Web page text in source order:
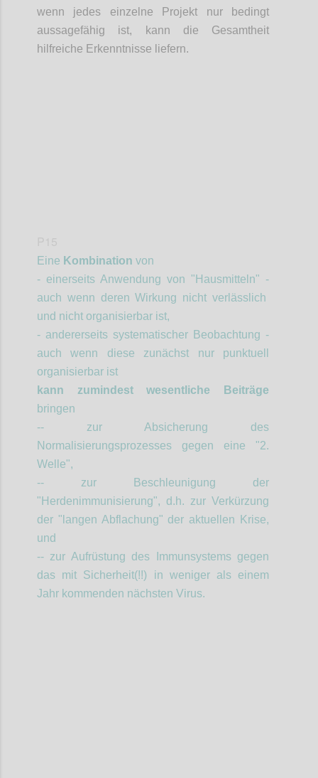
wenn jedes einzelne Projekt nur bedingt
aussagefähig ist, kann die Gesamtheit
hilfreiche Erkenntnisse liefern.
Eine Kombination von
- einerseits Anwendung von "Hausmitteln" -
auch wenn deren Wirkung nicht verlässlich
und nicht organisierbar ist,
- andererseits systematischer Beobachtung -
auch wenn diese zunächst nur punktuell
organisierbar ist
kann zumindest wesentliche Beiträge
bringen
-- zur Absicherung des
Normalisierungsprozesses gegen eine "2.
Welle",
-- zur Beschleunigung der
"Herdenimmunisierung", d.h. zur Verkürzung
der "langen Abflachung" der aktuellen Krise,
und
-- zur Aufrüstung des Immunsystems gegen
das mit Sicherheit(!!) in weniger als einem
Jahr kommenden nächsten Virus.